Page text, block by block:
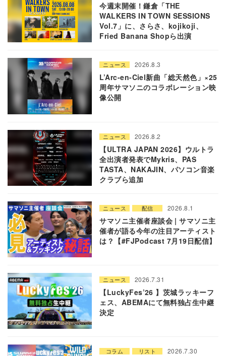
今週末開催！鎌倉「THE
WALKERS IN TOWN SESSIONS
Vol.7」に、さらさ、kojikoji、
Fried Banana Shopら出演
ニュース 2026.8.3
L’Arc-en-Ciel新曲「総天然色」×25
周年サマソニのコラボレーション映
像公開
ニュース 2026.8.2
【ULTRA JAPAN 2026】ウルトラ
全出演者発表でMykris、PAS
TASTA、NAKAJIN、パソコン音楽
クラブら追加
ニュース 配信 2026.8.1
サマソニ主催者座談会 | サマソニ主
催者が語る今年の注目アーティスト
は？【#FJPodcast 7月19日配信】
ニュース 2026.7.31
【LuckyFes’26 】茨城ラッキーフ
ェス、ABEMAにて無料独占生中継
決定
コラム リスト 2026.7.30